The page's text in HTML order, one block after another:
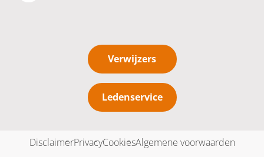
Verwijzers
Ledenservice
DisclaimerPrivacyCookiesAlgemene voorwaarden